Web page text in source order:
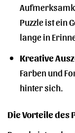
Puzzle ist ein
lange in
Kreative
Farben und
hinter sich.
Die Vorteile des